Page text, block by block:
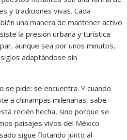
y tradiciones vivas. Cada
una manera de mantener activo
la presión urbana y turística.
aunque sea por unos minutos,
adaptándose sin
se pide: se encuentra. Y cuando
a chinampas milenarias, sabe
recién hecha, sino porque se
paisajes vivos del México
sigue flotando junto al